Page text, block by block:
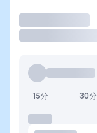
15分 30分